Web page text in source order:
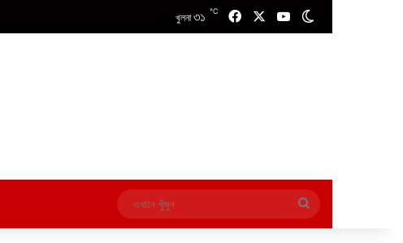
খুলনা ৩১ ℃ FacebookYouTube
এখানে
খুঁজুন